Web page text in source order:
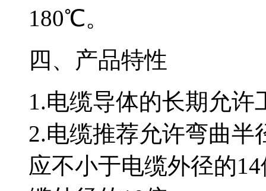
180℃。
四、产品特性
1.电缆导体的长期允许工
2.电缆推荐允许弯曲半
应不小于电缆外径的14